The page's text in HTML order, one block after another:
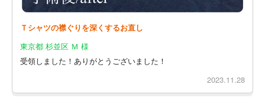
Ｔシャツの襟ぐりを深くするお直し
東京都 杉並区 Ｍ 様
受領しました！ありがとうございました！
2023.11.28